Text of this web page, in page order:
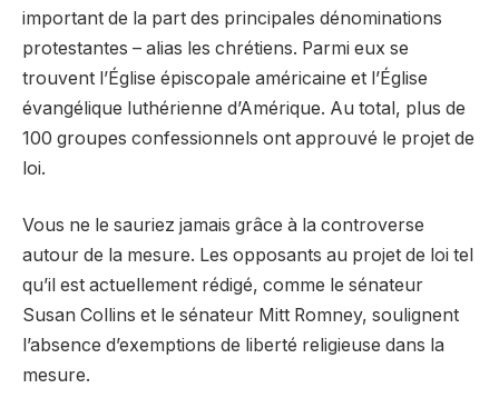
important de la part des principales dénominations
protestantes – alias les chrétiens. Parmi eux se
trouvent l’Église épiscopale américaine et l’Église
évangélique luthérienne d’Amérique. Au total, plus de
100 groupes confessionnels ont approuvé le projet de
loi.
Vous ne le sauriez jamais grâce à la controverse
autour de la mesure. Les opposants au projet de loi tel
qu’il est actuellement rédigé, comme le sénateur
Susan Collins et le sénateur Mitt Romney, soulignent
l’absence d’exemptions de liberté religieuse dans la
mesure.